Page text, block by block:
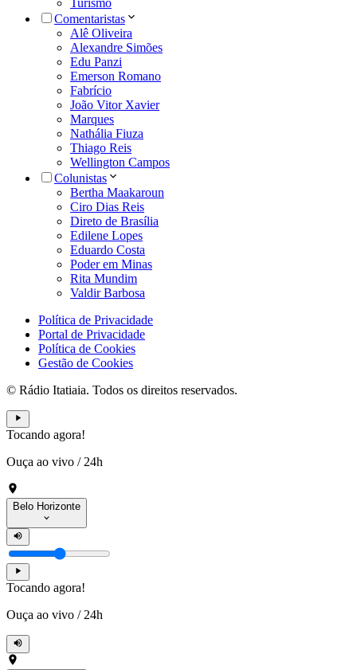
Turismo
Comentaristas
Alê Oliveira
Alexandre Simões
Edu Panzi
Emerson Romano
Fabrício
João Vitor Xavier
Marques
Nathália Fiuza
Thiago Reis
Wellington Campos
Colunistas
Bertha Maakaroun
Ciro Dias Reis
Direto de Brasília
Edilene Lopes
Eduardo Costa
Poder em Minas
Rita Mundim
Valdir Barbosa
Política de Privacidade
Portal de Privacidade
Política de Cookies
Gestão de Cookies
© Rádio Itatiaia. Todos os direitos reservados.
Tocando agora!
Ouça ao vivo / 24h
Belo Horizonte
Tocando agora!
Ouça ao vivo / 24h